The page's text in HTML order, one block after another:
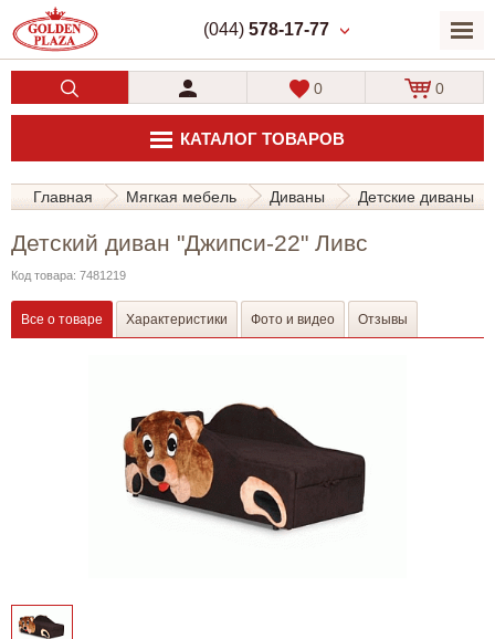
(044) 578-17-77
КАТАЛОГ ТОВАРОВ
0 0
Главная Мягкая мебель Диваны Детские диваны
Детский диван "Джипси-22" Ливс
Код товара: 7481219
Все о товаре Характеристики Фото и видео Отзывы